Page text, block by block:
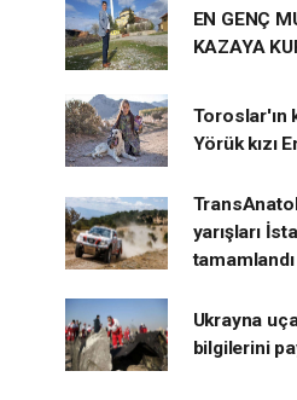
EN GENÇ
KAZAYA
Toroslar'ın
Yörük kızı
yarışları
tamamlandı
Ukrayna
bilgilerini